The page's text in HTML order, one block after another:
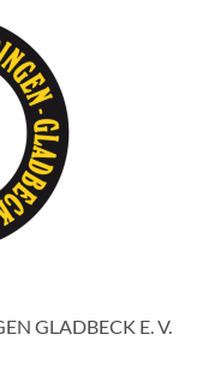
GLADBECK E. V.